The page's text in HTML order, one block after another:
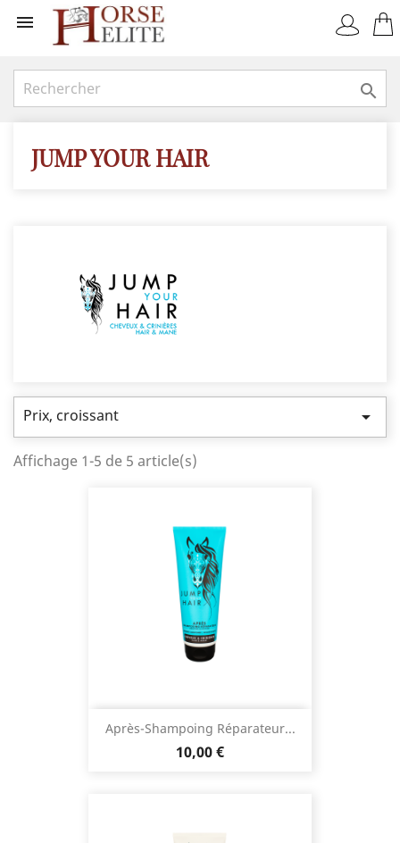


JUMP YOUR HAIR
Prix, croissant 
Affichage 1-5 de 5 article(s)
Après-Shampoing Réparateur...
Prix
10,00 €